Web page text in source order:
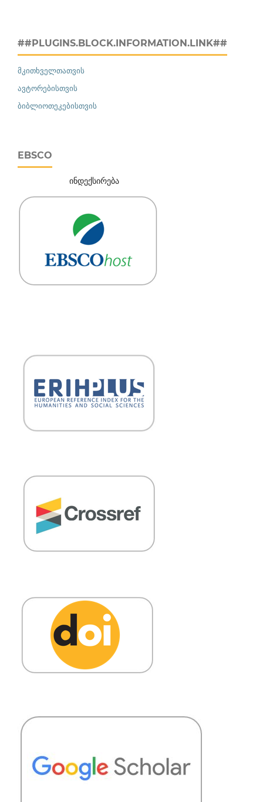
##PLUGINS.BLOCK.INFORMATION.LINK##
მკითხველთათვის
ავტორებისთვის
ბიბლიოთეკებისთვის
EBSCO
ინდექსირება